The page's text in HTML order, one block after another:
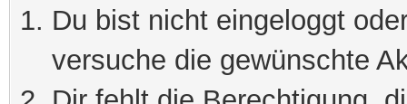
Du bist nicht eingeloggt
versuche die gewünschte